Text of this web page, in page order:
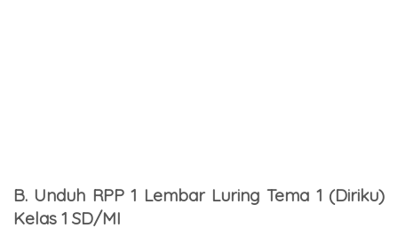
B. Unduh RPP 1 Lembar Luring Tema 1 (Diriku)
Kelas 1 SD/MI